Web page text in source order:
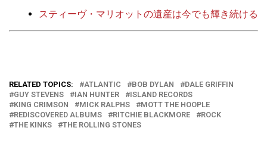
スティーヴ・マリオットの遺産は今でも輝き続ける
RELATED TOPICS: ATLANTIC BOB DYLAN
DALE GRIFFIN
GUY STEVENS
IAN HUNTER
ISLAND RECORDS
KING CRIMSON
MICK RALPHS
MOTT THE HOOPLE
REDISCOVERED ALBUMS
RITCHIE BLACKMORE
ROCK
THE KINKS
THE ROLLING STONES